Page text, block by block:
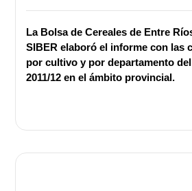
La Bolsa de Cereales de Entre
SIBER elaboró el informe con las
por cultivo y por departamento
2011/12 en el ámbito provincial.